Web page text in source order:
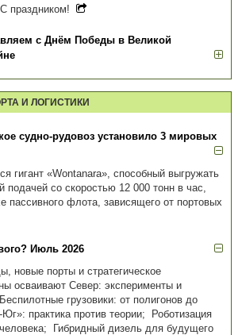
праздником!
с Днём Победы в Великой
И ЛОГИСТИКИ
судно-рудовоз установило 3 мировых
гигант «Wontanara», способный выгружать
подачей со скоростью 12 000 тонн в час,
пассивного флота, зависящего от портовых
Июль 2026
новые порты и стратегическое
осваивают Север: эксперименты и
грузовики: от полигонов до
практика против теории; Роботизация
Гибридный дизель для будущего